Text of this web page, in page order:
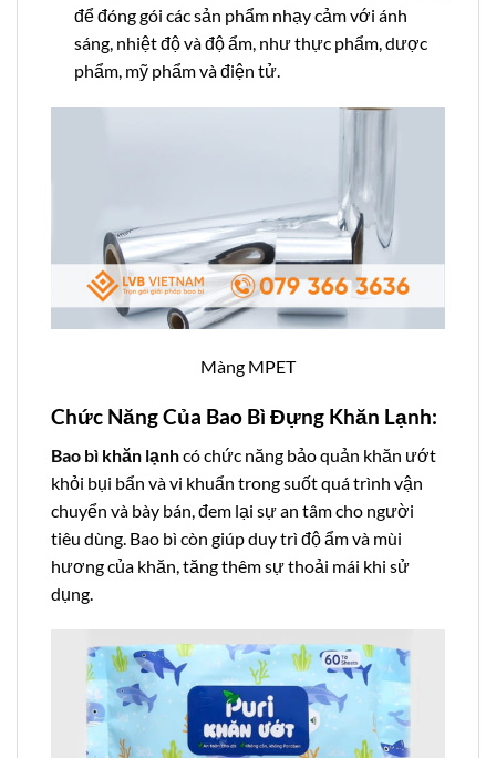
để đóng gói các sản phẩm nhạy cảm với ánh
sáng, nhiệt độ và độ ẩm, như thực phẩm, dược
phẩm, mỹ phẩm và điện tử.
Màng MPET
Chức Năng Của Bao Bì Đựng Khăn Lạnh:
Bao bì khăn lạnhcó chức năng bảo quản khăn ướt
khỏi bụi bẩn và vi khuẩn trong suốt quá trình vận
chuyển và bày bán, đem lại sự an tâm cho người
tiêu dùng. Bao bì còn giúp duy trì độ ẩm và mùi
hương của khăn, tăng thêm sự thoải mái khi sử
dụng.